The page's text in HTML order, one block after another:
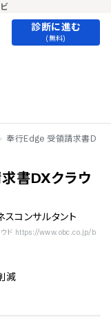
診断に進む
(無料)
奉行Edge 受領請求書D
書DXクラウ
コンサルタント
ウド https://www.obc.co.jp/b
減